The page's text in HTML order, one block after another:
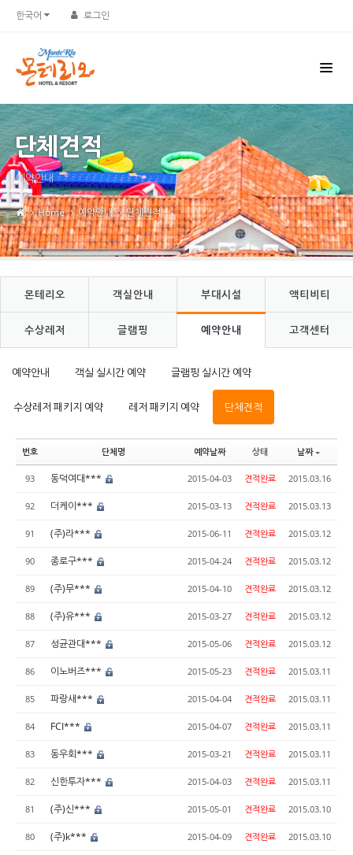
한국어 로그인
단체견적
예약안내
Home 예약안내 단체견적
몬테리오 객실안내 부대시설 액티비티
수상레저 글램핑 예약안내 고객센터
예약안내 객실 실시간 예약 글램핑 실시간 예약
수상레저 패키지 예약 레저 패키지 예약 단체견적
번호 단체명 예약날짜 상태 날짜
93 동덕여대*** 2015-04-03 견적완료 2015.03.16
92 더케이*** 2015-03-13 견적완료 2015.03.13
91 (주)라*** 2015-06-11 견적완료 2015.03.12
90 종로구*** 2015-04-24 견적완료 2015.03.12
89 (주)무*** 2015-04-10 견적완료 2015.03.12
88 (주)유*** 2015-03-27 견적완료 2015.03.12
87 성균관대*** 2015-05-06 견적완료 2015.03.12
86 이노버즈*** 2015-05-23 견적완료 2015.03.11
85 파랑새*** 2015-04-04 견적완료 2015.03.11
84 FCI*** 2015-04-07 견적완료 2015.03.11
83 동우회*** 2015-03-21 견적완료 2015.03.11
82 신한투자*** 2015-04-03 견적완료 2015.03.11
81 (주)신*** 2015-05-01 견적완료 2015.03.10
80 (주)k*** 2015-04-09 견적완료 2015.03.10
Sketchbook5, 스케치북5